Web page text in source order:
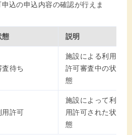
込の申込内容の確認が行えま
態 説明
査待ち
施設による利用
許可審査中の状
態
用許可
施設によって利
用許可された状
態